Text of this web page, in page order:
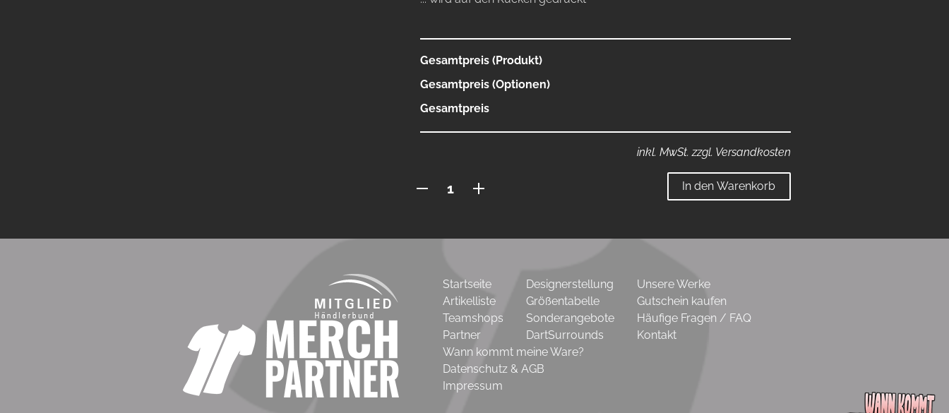
Gesamtpreis (Produkt)
Gesamtpreis (Optionen)
Gesamtpreis
inkl. MwSt. zzgl. Versandkosten
In den Warenkorb
Startseite
Artikelliste
Teamshops
Partner
Designerstellung
Größentabelle
Sonderangebote
DartSurrounds
Unsere Werke
Gutschein kaufen
Häufige Fragen / FAQ
Kontakt
Wann kommt meine Ware?
Datenschutz & AGB
Impressum